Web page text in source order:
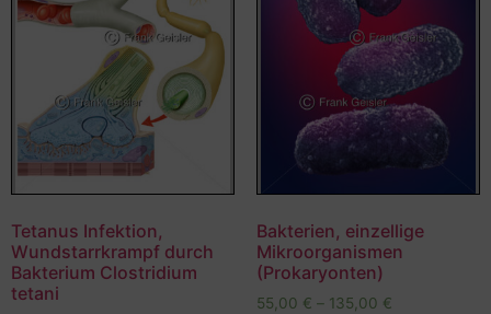
Tetanus Infektion,
Wundstarrkrampf durch
Bakterium Clostridium
tetani
Bakterien, einzellige
Mikroorganismen
(Prokaryonten)
55,00 € – 135,00 €